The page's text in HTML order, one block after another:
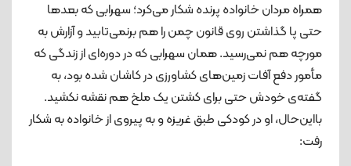
همراه مردان خانواده پرنده شکار می‌کرد؛ سهرابی که بعدها
حتی پا گذاشتن روی قانون چمن را هم برنمی‌تابید و آزارش به
مورچه هم نمی‌رسید. همان سهرابی که در دوره‌ای از زندگی که
مأمور دفع آفات زمین‌های کشاورزی در کاشان شده بود، به
گفته‌ی خودش حتی برای کشتن یک ملخ هم نقشه نکشید.
بااین‌حال، او در کودکی طبق غریزه‌ و به پیروی از خانواده به شکار
رفت: